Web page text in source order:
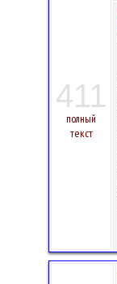
411
полный
текст